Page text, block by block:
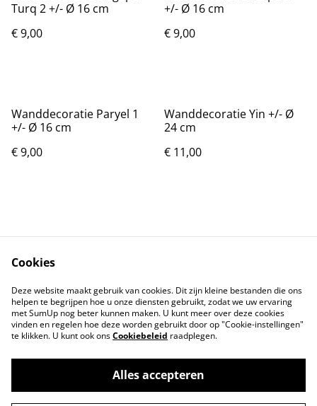
Turq 2 +/- Ø 16 cm
€ 9,00
+/- Ø 16 cm
€ 9,00
Wanddecoratie Paryel 1
+/- Ø 16 cm
€ 9,00
Wanddecoratie Yin +/- Ø
24 cm
€ 11,00
Neem contact op
Voorwaarden
Privacybeleid
Cookiebeleid
©2026Mengelwerk
Cookies
Deze website maakt gebruik van cookies. Dit zijn kleine bestanden die ons
helpen te begrijpen hoe u onze diensten gebruikt, zodat we uw ervaring
met SumUp nog beter kunnen maken. U kunt meer over deze cookies
vinden en regelen hoe deze worden gebruikt door op "Cookie-instellingen"
te klikken. U kunt ook onsCookiebeleid raadplegen.
Alles accepteren